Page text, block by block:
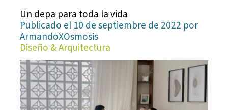
Un depa para toda la vida
Publicado el 10 de septiembre de 2022 por
ArmandoXOsmosis
Diseño & Arquitectura